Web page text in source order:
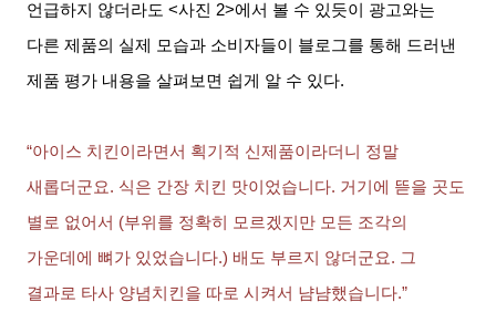
언급하지 않더라도 <사진 2>에서 볼 수 있듯이 광고와는
다른 제품의 실제 모습과 소비자들이 블로그를 통해 드러낸
제품 평가 내용을 살펴보면 쉽게 알 수 있다.
“아이스 치킨이라면서 획기적 신제품이라더니 정말
새롭더군요. 식은 간장 치킨 맛이었습니다. 거기에 뜯을 곳도
별로 없어서 (부위를 정확히 모르겠지만 모든 조각의
가운데에 뼈가 있었습니다.) 배도 부르지 않더군요. 그
결과로 타사 양념치킨을 따로 시켜서 냠냠했습니다.”